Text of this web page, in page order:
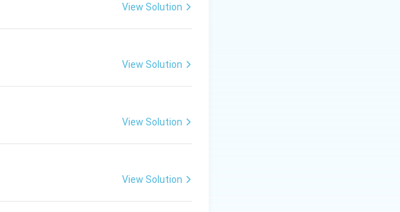
View Solution
View Solution
View Solution
View Solution